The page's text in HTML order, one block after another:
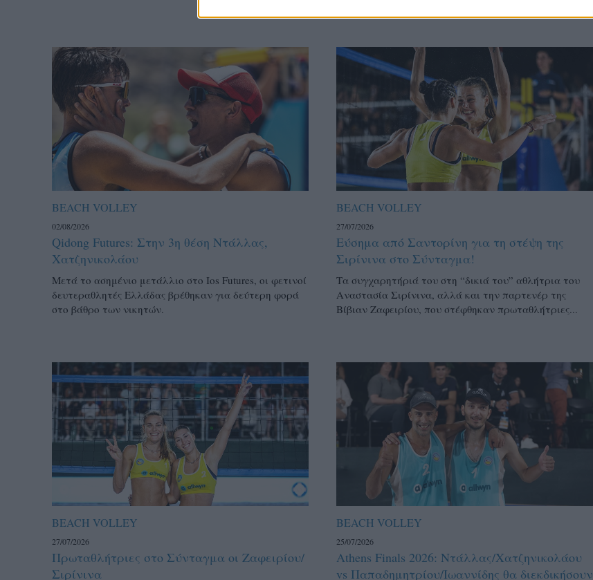
BEACH VOLLEY
02/08/2026
Qidong Futures: Στην 3η θέση Ντάλλας,
Χατζηνικολάου
Μετά το ασημένιο μετάλλιο στο Ios Futures, οι φετινοί
δευτεραθλητές Ελλάδας βρέθηκαν για δεύτερη φορά
στο βάθρο των νικητών.
BEACH VOLLEY
27/07/2026
Εύσημα από Σαντορίνη για τη στέψη της
Σιρίνινα στο Σύνταγμα!
Τα συγχαρητήριά του στη “δικιά του” αθλήτρια του
Αναστασία Σιρίνινα, αλλά και την παρτενέρ της
Βίβιαν Ζαφειρίου, που στέφθηκαν πρωταθλήτριες...
BEACH VOLLEY
27/07/2026
Πρωταθλήτριες στο Σύνταγμα οι Ζαφειρίου/
Σιρίνινα
BEACH VOLLEY
25/07/2026
Athens Finals 2026: Ντάλλας/Χατζηνικολάου
vs Παπαδημητρίου/Ιωαννίδης θα διεκδικήσουν